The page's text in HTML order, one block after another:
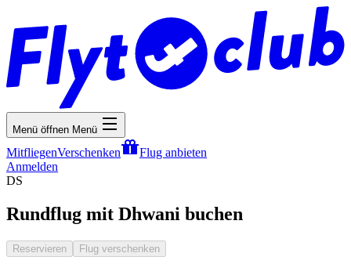
Menü öffnen Menü
MitfliegenVerschenken
Flug anbieten
Anmelden
DS
Rundflug mit Dhwani buchen
Reservieren Flug verschenken